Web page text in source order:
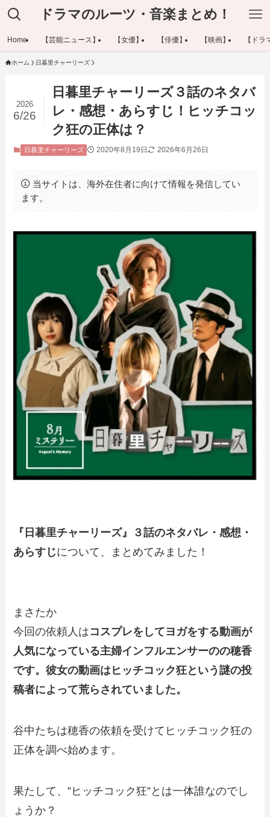
ドラマのルーツ・音楽まとめ！
Home 【芸能ニュース】 【女優】 【俳優】 【映画】 【ドラ
ホーム 日暮里チャーリーズ
日暮里チャーリーズ３話のネタバ
レ・感想・あらすじ！ヒッチコッ
ク狂の正体は？
2026
6/26
日暮里チャーリーズ 2020年8月19日 2026年6月26日
当サイトは、海外在住者に向けて情報を発信してい
ます。
『日暮里チャーリーズ』３話のネタバレ・感想・
あらすじについて、まとめてみました！
まさたか
今回の依頼人はコスプレをしてヨガをする動画が
人気になっている主婦インフルエンサーのの穂香
です。彼女の動画はヒッチコック狂という謎の投
稿者によって荒らされていました。
谷中たちは穂香の依頼を受けてヒッチコック狂の
正体を調べ始めます。
果たして、”ヒッチコック狂”とは一体誰なのでし
ょうか？